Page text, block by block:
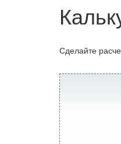
Сделайте